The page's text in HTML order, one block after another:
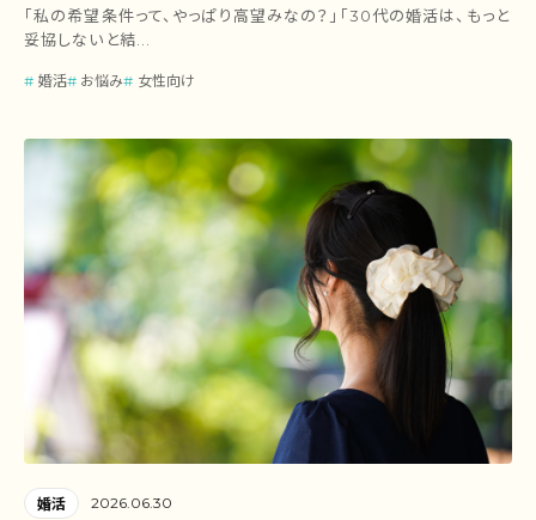
「私の希望条件って、やっぱり高望みなの？」「30代の婚活は、もっと
妥協しないと結...
婚活 お悩み 女性向け
婚活 2026.06.30